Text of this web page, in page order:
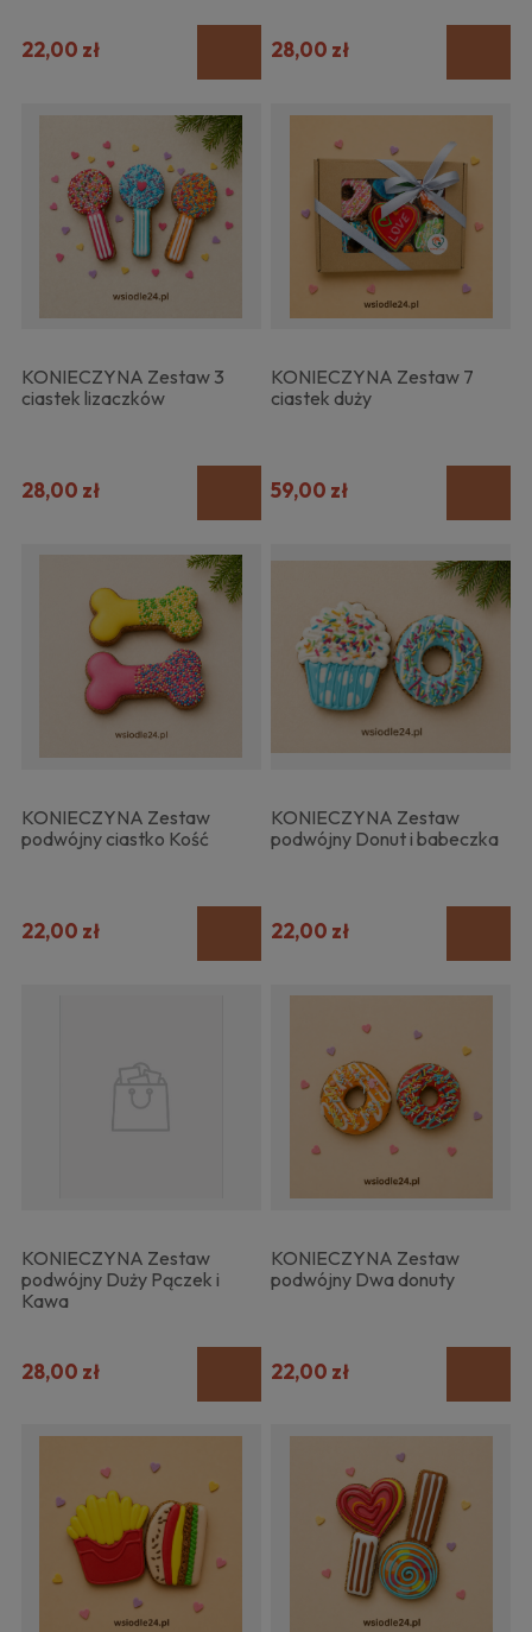
22,00 zł 28,00 zł
KONIECZYNA Zestaw 3
ciastek lizaczków
28,00 zł
KONIECZYNA Zestaw 7
ciastek duży
59,00 zł
KONIECZYNA Zestaw
podwójny ciastko Kość
22,00 zł
KONIECZYNA Zestaw
podwójny Donut i babeczka
22,00 zł
KONIECZYNA Zestaw
podwójny Duży Pączek i
Kawa
28,00 zł
KONIECZYNA Zestaw
podwójny Dwa donuty
22,00 zł